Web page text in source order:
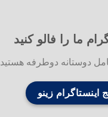
ما را فالو کنید
دوستانه دوطرفه هستید
اینستاگرام زینو